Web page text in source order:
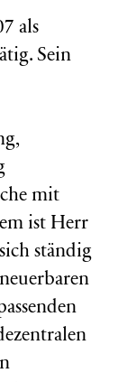
als
Sein
mit
ist Herr
ständig